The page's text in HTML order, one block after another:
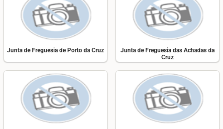
Junta de Freguesia de Porto da Cruz
Junta de Freguesia das Achadas da
Cruz